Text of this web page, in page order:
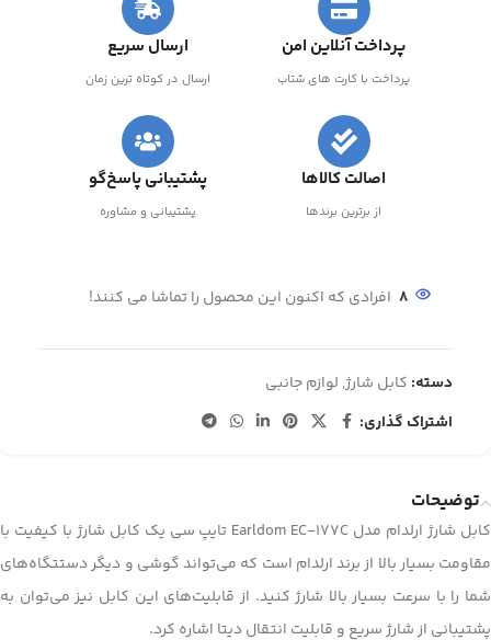
پرداخت آنلاین امن
پرداخت با کارت های شتاب
ارسال سریع
ارسال در کوتاه ترین زمان
اصالت کالاها
از برترین برندها
پشتیبانی پاسخ‌گو
پشتیبانی و مشاوره
8 افرادی که اکنون این محصول را تماشا می کنند!
دسته: کابل شارژ, لوازم جانبی
اشتراک گذاری:
توضیحات
کابل شارژ ارلدام مدل Earldom EC-177C تایپ سی یک کابل شارژ با کیفیت با
مقاومت بسیار بالا از برند ارلدام است که می‌تواند گوشی و دیگر دستتگاه‌های
شما را با سرعت بسیار بالا شارژ کنید. از قابلیت‌های این کابل نیز می‌توان به
پشتیبانی از شارژ سریع و قابلیت انتقال دیتا اشاره کرد.